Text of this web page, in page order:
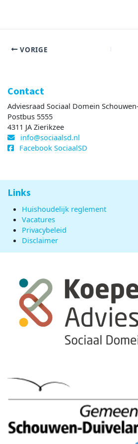
VORIGE
Contact
Adviesraad Sociaal Domein
Postbus 5555
4311 JA Zierikzee
info@sociaalsd.nl
Facebook SociaalSD
Links
Huishoudelijk reglement
Vacatures
Privacybeleid
Disclaimer